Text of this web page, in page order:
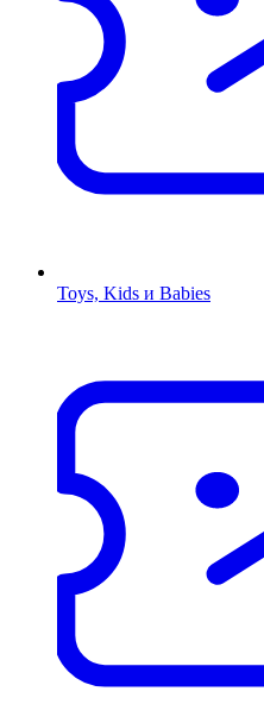
Toys, Kids и Babies